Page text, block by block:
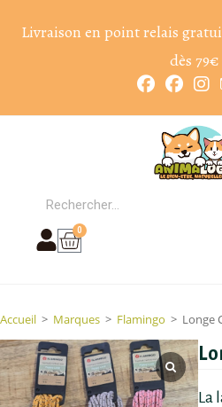
Livraison en point relais
dès
0
Accueil > Marques > Flamingo > Longe
La